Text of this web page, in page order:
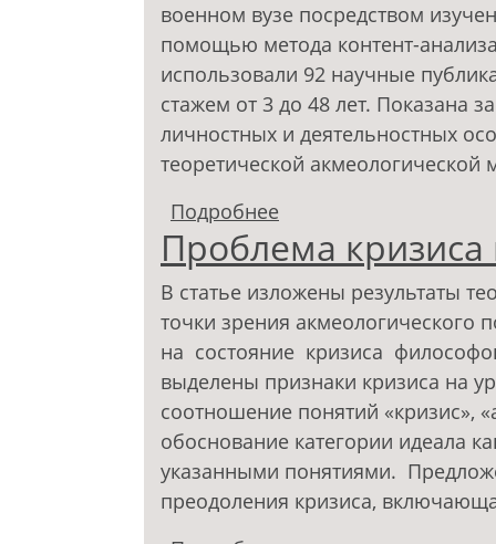
военном вузе посредством
помощью метода контент-
использовали 92 научные
стажем от 3 до 48 лет. Показана
личностных и деятельностных
теоретической акмеологической
Подробнее
профессиональной
Проблема
В статье изложены результаты
точки зрения акмеологического
на состояние кризиса
выделены признаки кризиса на
соотношение понятий «кризис»,
обоснование категории идеала
указанными понятиями.
преодоления кризиса,